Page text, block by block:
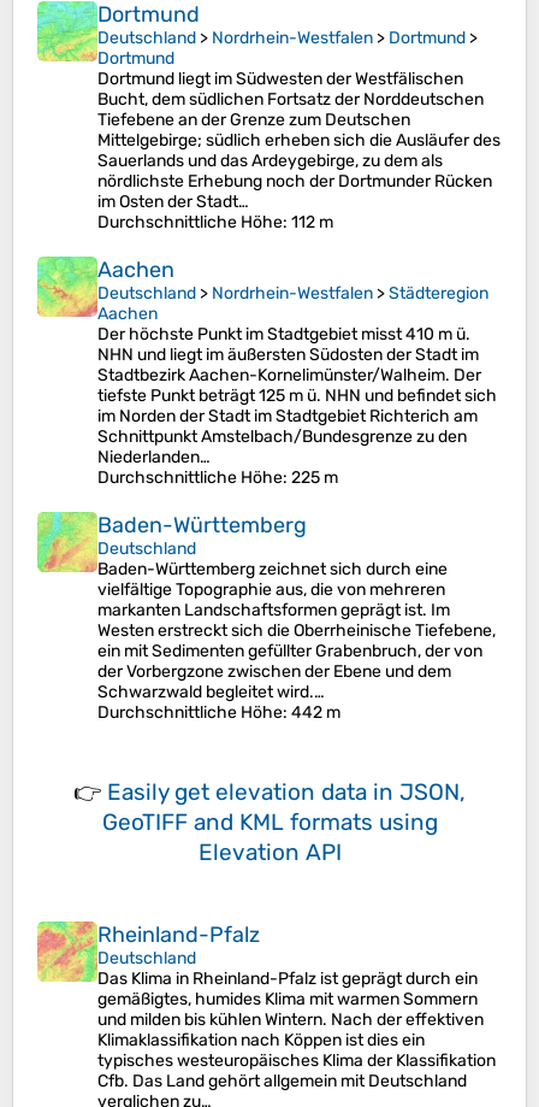
Dortmund
Deutschland > Nordrhein-Westfalen > Dortmund >
Dortmund
Dortmund liegt im Südwesten der Westfälischen
Bucht, dem südlichen Fortsatz der Norddeutschen
Tiefebene an der Grenze zum Deutschen
Mittelgebirge; südlich erheben sich die Ausläufer des
Sauerlands und das Ardeygebirge, zu dem als
nördlichste Erhebung noch der Dortmunder Rücken
im Osten der Stadt…
Durchschnittliche Höhe: 112 m
Aachen
Deutschland > Nordrhein-Westfalen >Städteregion
Aachen
Der höchste Punkt im Stadtgebiet misst 410 m ü.
NHN und liegt im äußersten Südosten der Stadt im
Stadtbezirk Aachen-Kornelimünster/Walheim. Der
tiefste Punkt beträgt 125 m ü. NHN und befindet sich
im Norden der Stadt im Stadtgebiet Richterich am
Schnittpunkt Amstelbach/Bundesgrenze zu den
Niederlanden…
Durchschnittliche Höhe: 225 m
Baden-Württemberg
Deutschland
Baden-Württemberg zeichnet sich durch eine
vielfältige Topographie aus, die von mehreren
markanten Landschaftsformen geprägt ist. Im
Westen erstreckt sich die Oberrheinische Tiefebene,
ein mit Sedimenten gefüllter Grabenbruch, der von
der Vorbergzone zwischen der Ebene und dem
Schwarzwald begleitet wird.…
Durchschnittliche Höhe: 442 m
👉 Easily get elevation data in JSON,
GeoTIFF and KML formats using
Elevation API
Rheinland-Pfalz
Deutschland
Das Klima in Rheinland-Pfalz ist geprägt durch ein
gemäßigtes, humides Klima mit warmen Sommern
und milden bis kühlen Wintern. Nach der effektiven
Klimaklassifikation nach Köppen ist dies ein
typisches westeuropäisches Klima der Klassifikation
Cfb. Das Land gehört allgemein mit Deutschland
verglichen zu…